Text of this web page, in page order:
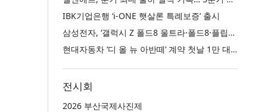
IBK기업은행 ‘i-ONE 햇살론 특례보증’ 출시
삼성전자, ‘갤럭시 Z 폴드8 울트라·폴드8·플립8’과 ‘갤럭시 워치 울트라2·워치9’ 국내 공식 출시
현대자동차 ‘디 올 뉴 아반떼’ 계약 첫날 1만 대 돌파
전시회
2026 부산국제사진제